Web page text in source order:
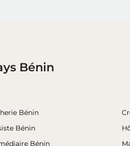
Bénin
Bénin
Bénin
Bénin